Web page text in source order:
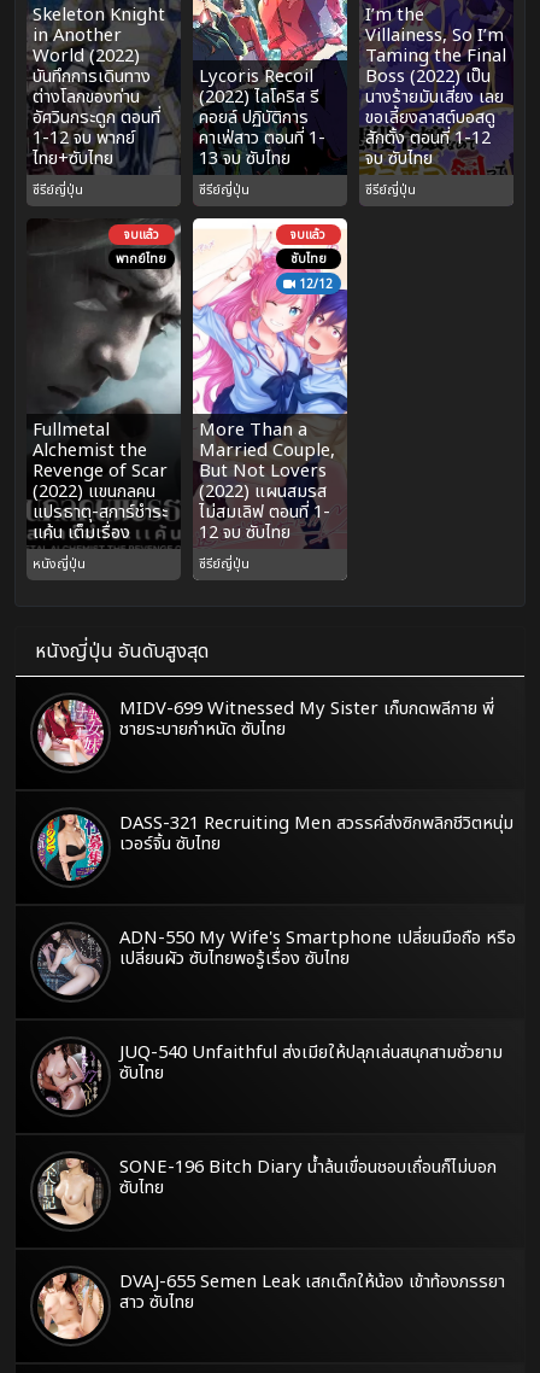
Skeleton Knight
in Another
World (2022)
บันทึกการเดินทาง
ต่างโลกของท่าน
อัศวินกระดูก ตอนที่
1-12 จบ พากย์
ไทย+ซับไทย
ซีรีย์ญี่ปุ่น
Lycoris Recoil
(2022) ไลโคริส รี
คอยล์ ปฏิบัติการ
คาเฟ่สาว ตอนที่ 1-
13 จบ ซับไทย
ซีรีย์ญี่ปุ่น
I’m the
Villainess, So I’m
Taming the Final
Boss (2022) เป็น
นางร้ายมันเสี่ยง เลย
ขอเลี้ยงลาสต์บอสดู
สักตั้ง ตอนที่ 1-12
จบ ซับไทย
ซีรีย์ญี่ปุ่น
จบแล้ว
พากย์ไทย
Fullmetal
Alchemist the
Revenge of Scar
(2022) แขนกลคน
แปรธาตุ-สการ์ชำระ
แค้น เต็มเรื่อง
หนังญี่ปุ่น
จบแล้ว
ซับไทย
12/12
More Than a
Married Couple,
But Not Lovers
(2022) แผนสมรส
ไม่สมเลิฟ ตอนที่ 1-
12 จบ ซับไทย
ซีรีย์ญี่ปุ่น
หนังญี่ปุ่น อันดับสูงสุด
MIDV-699 Witnessed My Sister เก็บกดพลีกาย พี่
ชายระบายกำหนัด ซับไทย
DASS-321 Recruiting Men สวรรค์ส่งซิกพลิกชีวิตหนุ่ม
เวอร์จิ้น ซับไทย
ADN-550 My Wife's Smartphone เปลี่ยนมือถือ หรือ
เปลี่ยนผัว ซับไทยพอรู้เรื่อง ซับไทย
JUQ-540 Unfaithful ส่งเมียให้ปลุกเล่นสนุกสามชั่วยาม
ซับไทย
SONE-196 Bitch Diary น้ำล้นเขื่อนชอบเถื่อนก็ไม่บอก
ซับไทย
DVAJ-655 Semen Leak เสกเด็กให้น้อง เข้าท้องภรรยา
สาว ซับไทย